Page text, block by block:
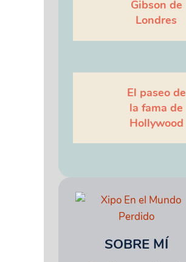
Gibson de
Londres
El paseo de
la fama de
Hollywood
SOBRE MÍ